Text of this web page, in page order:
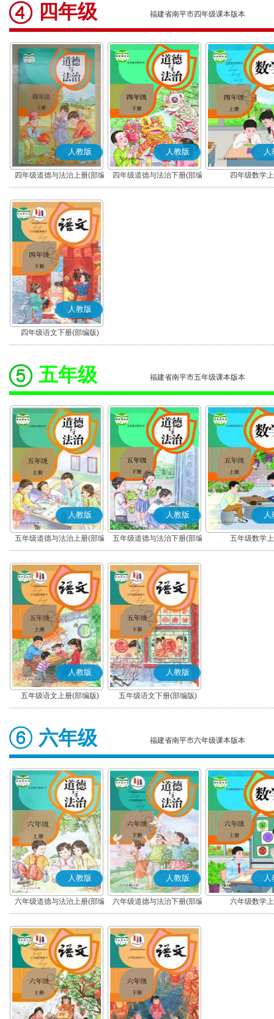
四年级 福建省南平市四年级课本版本
人教版
四年级道德与法治上册(部编
版)
人教版
四年级道德与法治下册(部编
版)
人
四年级数学
人教版
四年级语文下册(部编版)
五年级 福建省南平市五年级课本版本
人教版
五年级道德与法治上册(部编
版)
人教版
五年级道德与法治下册(部编
版)
人
五年级数学
人教版
五年级语文上册(部编版)
人教版
五年级语文下册(部编版)
六年级 福建省南平市六年级课本版本
人教版
六年级道德与法治上册(部编
版)
人教版
六年级道德与法治下册(部编
版)
人
六年级数学